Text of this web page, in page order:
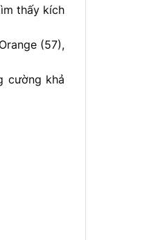
thấy kích
(57),
cường khả